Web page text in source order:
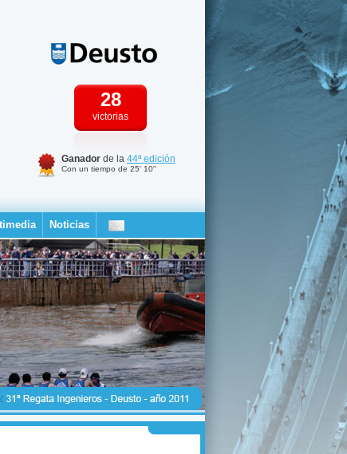
28
victorias
Ganador de la 44ª edición
Con un tiempo de 25' 10''
Noticias